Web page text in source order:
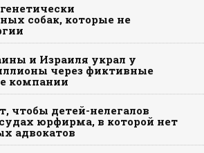
собак, которые не
и Израиля украл у
через фиктивные
компании
чтобы детей-нелегалов
юрфирма, в которой нет
адвокатов